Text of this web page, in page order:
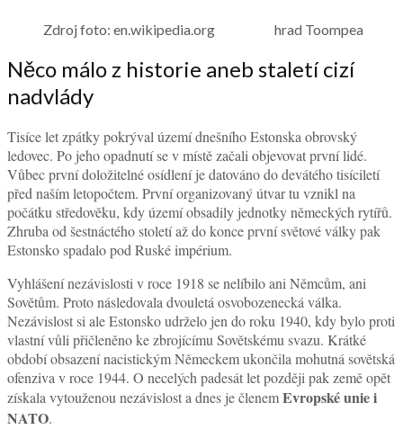
Zdroj foto: en.wikipedia.org hrad Toompea
Něco málo z historie aneb staletí cizí
nadvlády
Tisíce let zpátky pokrýval území dnešního Estonska obrovský
ledovec. Po jeho opadnutí se v místě začali objevovat první lidé.
Vůbec první doložitelné osídlení je datováno do devátého tisíciletí
před naším letopočtem. První organizovaný útvar tu vznikl na
počátku středověku, kdy území obsadily jednotky německých rytířů.
Zhruba od šestnáctého století až do konce první světové války pak
Estonsko spadalo pod Ruské impérium.
Vyhlášení nezávislosti v roce 1918 se nelíbilo ani Němcům, ani
Sovětům. Proto následovala dvouletá osvobozenecká válka.
Nezávislost si ale Estonsko udrželo jen do roku 1940, kdy bylo proti
vlastní vůli přičleněno ke zbrojícímu Sovětskému svazu. Krátké
období obsazení nacistickým Německem ukončila mohutná sovětská
ofenziva v roce 1944. O necelých padesát let později pak země opět
získala vytouženou nezávislost a dnes je členemEvropské unie i
NATO.